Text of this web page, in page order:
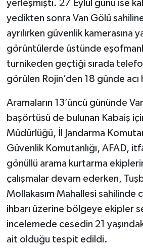
yerleşmişti. 27 Eylül günü ise
yedikten sonra Van Gölü
ayrılırken güvenlik kamerasına
görüntülerde üstünde
turnikeden geçtiği sırada
görülen Rojin’den 18 günde
Aramaların 13’üncü gününde
başörtüsü de bulunan Kabaiş
Müdürlüğü, İl Jandarma
Güvenlik Komutanlığı, AFAD,
gönüllü arama kurtarma
çalışmalar devam ederken,
Mollakasım Mahallesi sahilinde
ihbarı üzerine bölgeye ekipler
incelemede cesedin 21
ait olduğu tespit edildi.